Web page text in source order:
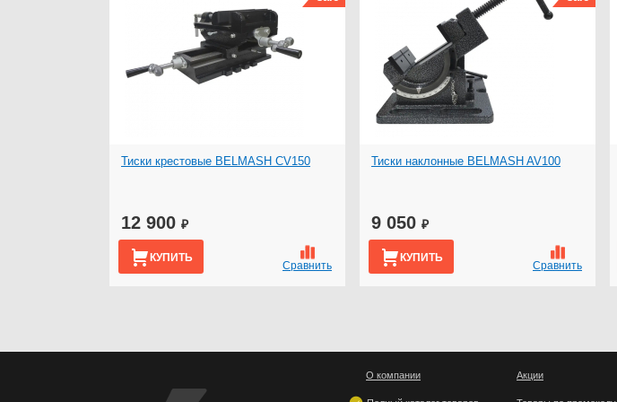
Сравнить
Тиски крестовые BELMASH CV150
КУПИТЬ
12 900 ₽
Сравнить
Тиски наклонные BELMASH AV100
КУПИТЬ
9 050 ₽
О компании Акции